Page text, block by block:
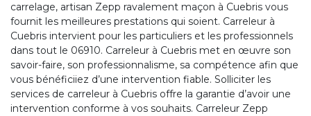
carrelage, artisan Zepp ravalement maçon à Cuebris vous
fournit les meilleures prestations qui soient. Carreleur à
Cuebris intervient pour les particuliers et les professionnels
dans tout le 06910. Carreleur à Cuebris met en œuvre son
savoir-faire, son professionnalisme, sa compétence afin que
vous bénéficiiez d’une intervention fiable. Solliciter les
services de carreleur à Cuebris offre la garantie d’avoir une
intervention conforme à vos souhaits. Carreleur Zepp